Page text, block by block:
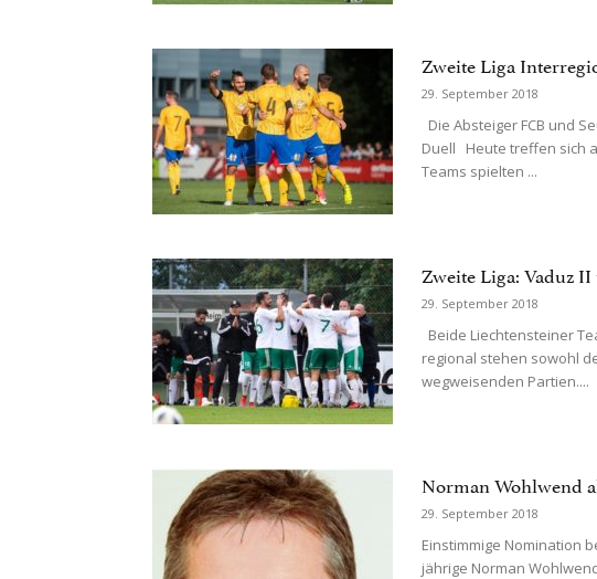
Zweite Liga
29. September 2018
Die Absteiger FCB und
Duell Heute treffen sich
Teams spielten ...
Zweite Liga: Vaduz
29. September 2018
Beide Liechtensteiner
regional stehen sowohl
wegweisenden Partien....
Norman Wohlwend
29. September 2018
Einstimmige Nomination
jährige Norman